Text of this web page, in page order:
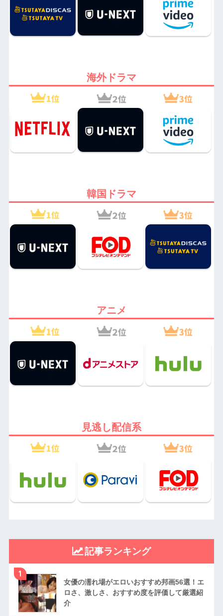
海外ドラマ
韓国ドラマ
アニメ
見逃し配信系
記事ランキング
1
女優の濡れ場がエロいおすすめ邦画56選！エ
ロさ、激しさ、おすすめ度を評価して厳選紹
介